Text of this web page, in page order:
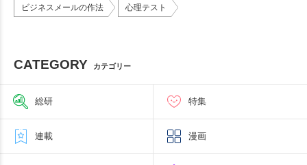
ビジネスメールの作法 心理テスト
CATEGORY カテゴリー
総研 特集
連載 漫画